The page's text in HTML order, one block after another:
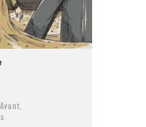
,